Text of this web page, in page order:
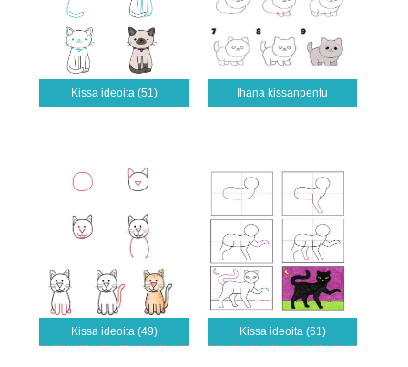
Kissa ideoita (51) Ihana kissanpentu
Kissa ideoita (49) Kissa ideoita (61)